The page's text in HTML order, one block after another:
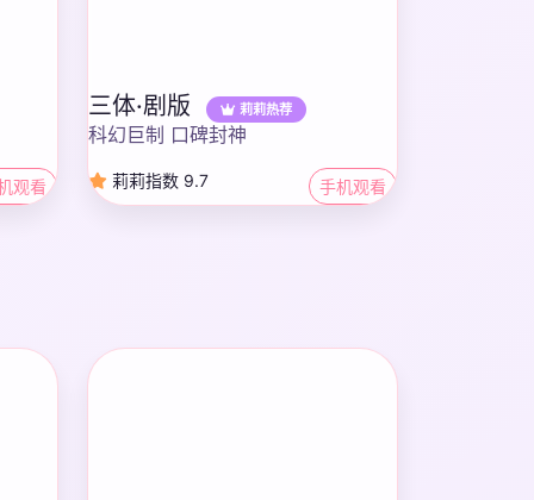
观看
三体·剧版 莉莉热荐
科幻巨制 口碑封神
莉莉指数 9.7 手机观看